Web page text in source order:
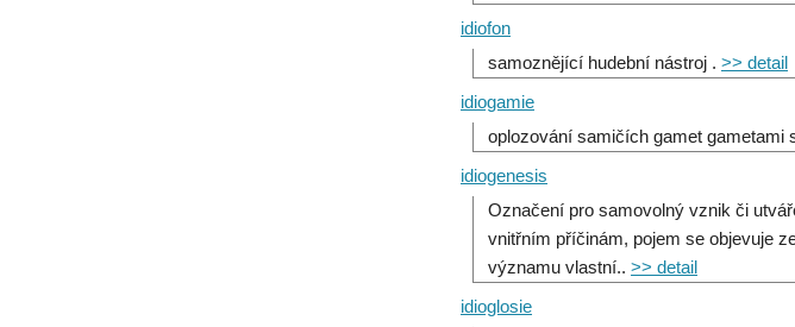
idiofon
samoznějící hudební nástroj . >> detail
idiogamie
oplozování samičích gamet gametami
idiogenesis
Označení pro samovolný vznik či
vnitřním příčinám, pojem se objevuje
významu vlastní.. >> detail
idioglosie